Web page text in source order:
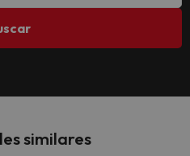
similares